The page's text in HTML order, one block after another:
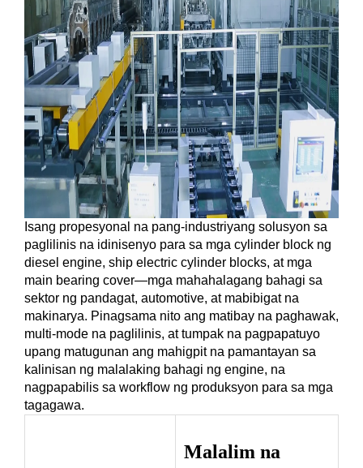
Isang propesyonal na pang-industriyang solusyon sa
paglilinis na idinisenyo para sa mga cylinder block ng
diesel engine, ship electric cylinder blocks, at mga
main bearing cover—mga mahahalagang bahagi sa
sektor ng pandagat, automotive, at mabibigat na
makinarya. Pinagsama nito ang matibay na paghawak,
multi-mode na paglilinis, at tumpak na pagpapatuyo
upang matugunan ang mahigpit na pamantayan sa
kalinisan ng malalaking bahagi ng engine, na
nagpapabilis sa workflow ng produksyon para sa mga
tagagawa.
Malalim na